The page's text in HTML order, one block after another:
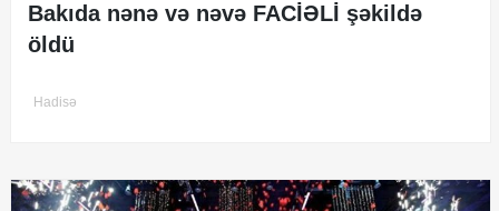
Bakıda nənə və nəvə FACİƏLİ şəkildə
öldü
Hadisə